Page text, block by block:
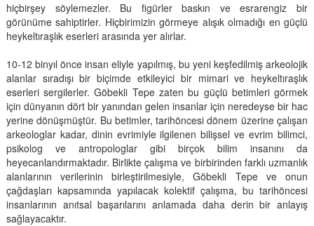
hiçbirşey söylemezler. Bu figürler baskın ve esrarengiz bir
görünüme sahiptirler. Hiçbirimizin görmeye alışık olmadığı en güçlü
heykeltıraşlık eserleri arasında yer alırlar.
10-12 binyıl önce insan eliyle yapılmış, bu yeni keşfedilmiş arkeolojik
alanlar sıradışı bir biçimde etkileyici bir mimari ve heykeltıraşlık
eserleri sergilerler. Göbekli Tepe zaten bu güçlü betimleri görmek
için dünyanın dört bir yanından gelen insanlar için neredeyse bir hac
yerine dönüşmüştür. Bu betimler, tarihöncesi dönem üzerine çalışan
arkeologlar kadar, dinin evrimiyle ilgilenen bilişsel ve evrim bilimci,
psikolog ve antropologlar gibi birçok bilim insanını da
heyecanlandırmaktadır. Birlikte çalışma ve birbirinden farklı uzmanlık
alanlarının verilerinin birleştirilmesiyle, Göbekli Tepe ve onun
çağdaşları kapsamında yapılacak kolektif çalışma, bu tarihöncesi
insanlarının anıtsal başarılarını anlamada daha derin bir anlayış
sağlayacaktır.